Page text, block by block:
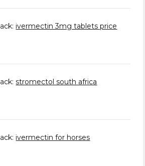
ivermectin 3mg tablets price
stromectol south africa
ivermectin for horses